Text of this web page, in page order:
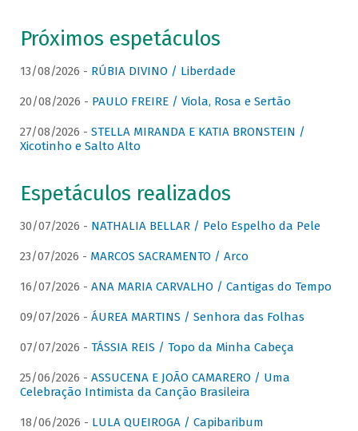
Próximos espetáculos
13/08/2026 - RÚBIA DIVINO / Liberdade
20/08/2026 - PAULO FREIRE / Viola, Rosa e Sertão
27/08/2026 - STELLA MIRANDA E KATIA BRONSTEIN /
Xicotinho e Salto Alto
Espetáculos realizados
30/07/2026 - NATHALIA BELLAR / Pelo Espelho da Pele
23/07/2026 - MARCOS SACRAMENTO / Arco
16/07/2026 - ANA MARIA CARVALHO / Cantigas do Tempo
09/07/2026 - ÁUREA MARTINS / Senhora das Folhas
07/07/2026 - TÁSSIA REIS / Topo da Minha Cabeça
25/06/2026 - ASSUCENA E JOÃO CAMARERO / Uma
Celebração Intimista da Canção Brasileira
18/06/2026 - LULA QUEIROGA / Capibaribum